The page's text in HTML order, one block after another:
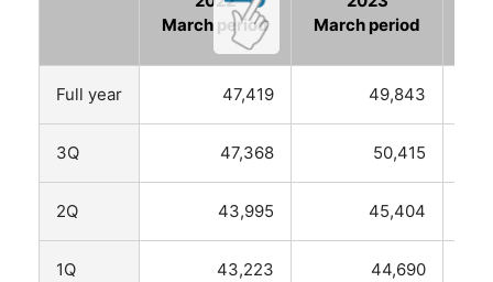
March period
March period
Full year 47,419 49,843
3Q 47,368 50,415
2Q 43,995 45,404
1Q 43,223 44,690